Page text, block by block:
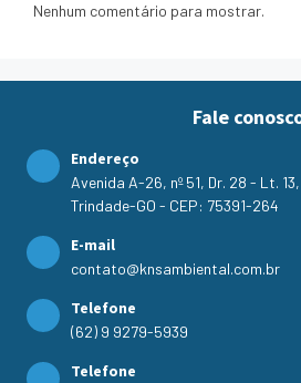
Nenhum comentário para mostrar.
Fale
Endereço
Avenida A-26, nº 51, Dr. 28 - Lt.
Trindade-GO - CEP: 75391-264
E-mail
contato@knsambiental.com.br
Telefone
(62) 9 9279-5939
Telefone